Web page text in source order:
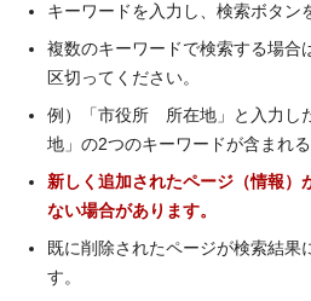
キーワードを入力し、検索ボタン
複数のキーワードで検索する場合
区切ってください。
例）「市役所 所在地」と入力し
地」の2つのキーワードが含まれ
新しく追加されたページ（情報）
ない場合があります。
既に削除されたページが検索結果
す。